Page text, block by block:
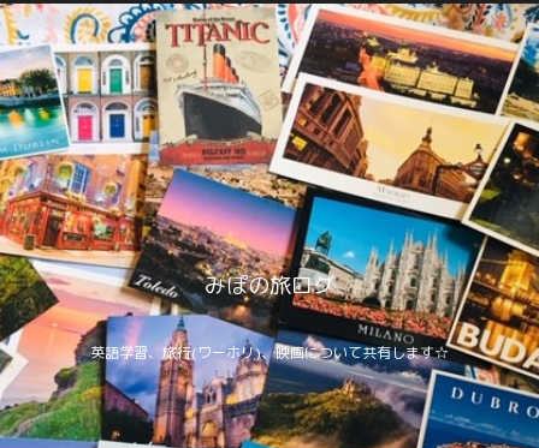
みぽの旅ログ
英語学習、旅行(ワーホリ)、映画について共有します☆